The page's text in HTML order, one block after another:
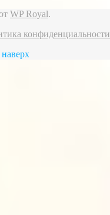
WP Royal.
конфиденциальности